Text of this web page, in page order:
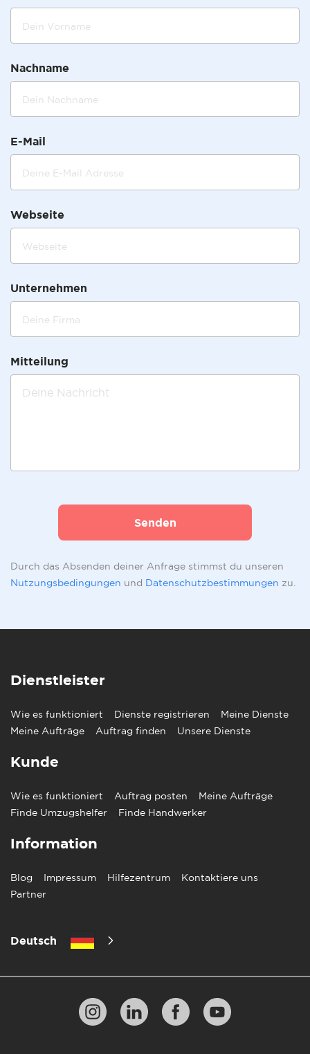
Nachname
E-Mail
Webseite
Unternehmen
Mitteilung
Senden
Durch das Absenden deiner Anfrage stimmst du unseren
Nutzungsbedingungen und Datenschutzbestimmungen zu.
Dienstleister
Wie es funktioniert Dienste registrieren
Meine Dienste
Meine Aufträge
Auftrag finden Unsere Dienste
Kunde
Wie es funktioniert Auftrag posten
Meine Aufträge
Finde Umzugshelfer
Finde Handwerker
Information
Blog Impressum Hilfezentrum
Kontaktiere uns
Partner
Deutsch